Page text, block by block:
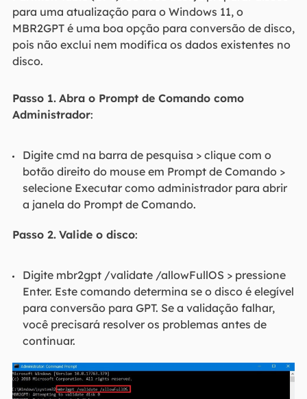
para uma atualização para o Windows 11, o
MBR2GPT é uma boa opção para conversão de disco,
pois não exclui nem modifica os dados existentes no
disco.
Passo 1. Abra o Prompt de Comando como
Administrador:
Digite cmd na barra de pesquisa > clique com o
botão direito do mouse em Prompt de Comando >
selecione Executar como administrador para abrir
a janela do Prompt de Comando.
Passo 2. Valide o disco:
Digite mbr2gpt /validate /allowFullOS > pressione
Enter. Este comando determina se o disco é elegível
para conversão para GPT. Se a validação falhar,
você precisará resolver os problemas antes de
continuar.